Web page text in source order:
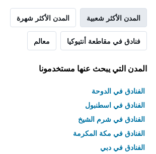
المدن الأكثر شعبية المدن الأكثر شهرة
فنادق في مقاطعة أنتيوكيا معالم
المدن التي يبحث عنها مستخدمونا
الفنادق في الدوحة
الفنادق في اسطنبول
الفنادق في شرم الشيخ
الفنادق في مكة المكرمة
الفنادق في دبي